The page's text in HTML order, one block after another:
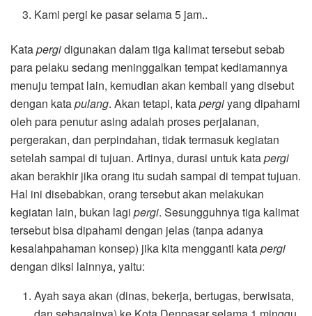
Kami pergi ke pasar selama 5 jam..
Katapergidigunakan dalam tiga kalimat tersebut sebab
para pelaku sedang meninggalkan tempat kediamannya
menuju tempat lain, kemudian akan kembali yang disebut
dengan katapulang. Akan tetapi, katapergiyang dipahami
oleh para penutur asing adalah proses perjalanan,
pergerakan, dan perpindahan, tidak termasuk kegiatan
setelah sampai di tujuan. Artinya, durasi untuk katapergi
akan berakhir jika orang itu sudah sampai di tempat tujuan.
Hal ini disebabkan, orang tersebut akan melakukan
kegiatan lain, bukan lagi pergi. Sesungguhnya tiga kalimat
tersebut bisa dipahami dengan jelas (tanpa adanya
kesalahpahaman konsep) jika kita mengganti katapergi
dengan diksi lainnya, yaitu:
Ayah saya akan (dinas, bekerja, bertugas, berwisata,